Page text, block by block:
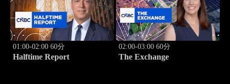
01:00-02:00 60分
Halftime Report
02:00-03:00 60分
The Exchange